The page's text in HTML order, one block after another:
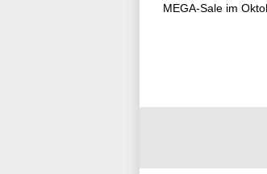
MEGA-Sale im